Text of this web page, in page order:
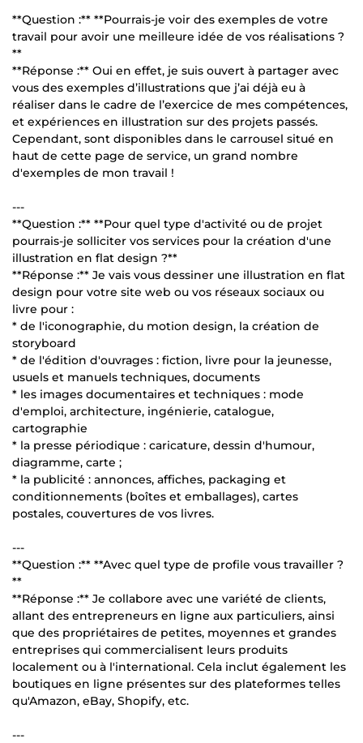
**Question :** **Pourrais-je voir des exemples de votre
travail pour avoir une meilleure idée de vos réalisations ?
**
**Réponse :** Oui en effet, je suis ouvert à partager avec
vous des exemples d’illustrations que j’ai déjà eu à
réaliser dans le cadre de l’exercice de mes compétences,
et expériences en illustration sur des projets passés.
Cependant, sont disponibles dans le carrousel situé en
haut de cette page de service, un grand nombre
d'exemples de mon travail !
---
**Question :** **Pour quel type d'activité ou de projet
pourrais-je solliciter vos services pour la création d'une
illustration en flat design ?**
**Réponse :** Je vais vous dessiner une illustration en flat
design pour votre site web ou vos réseaux sociaux ou
livre pour :
* de l'iconographie, du motion design, la création de
storyboard
* de l'édition d'ouvrages : fiction, livre pour la jeunesse,
usuels et manuels techniques, documents
* les images documentaires et techniques : mode
d'emploi, architecture, ingénierie, catalogue,
cartographie
* la presse périodique : caricature, dessin d'humour,
diagramme, carte ;
* la publicité : annonces, affiches, packaging et
conditionnements (boîtes et emballages), cartes
postales, couvertures de vos livres.
---
**Question :** **Avec quel type de profile vous travailler ?
**
**Réponse :** Je collabore avec une variété de clients,
allant des entrepreneurs en ligne aux particuliers, ainsi
que des propriétaires de petites, moyennes et grandes
entreprises qui commercialisent leurs produits
localement ou à l'international. Cela inclut également les
boutiques en ligne présentes sur des plateformes telles
qu'Amazon, eBay, Shopify, etc.
---